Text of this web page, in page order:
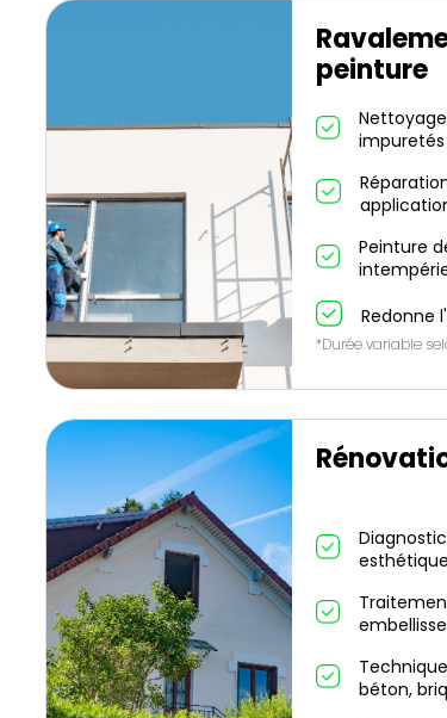
peinture
impuretés
Peinture
Redonne
*Durée variable
esthétique
béton,